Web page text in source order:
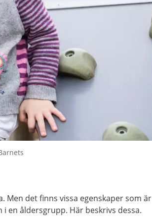
Men det finns vissa egenskaper som är
en åldersgrupp. Här beskrivs dessa.